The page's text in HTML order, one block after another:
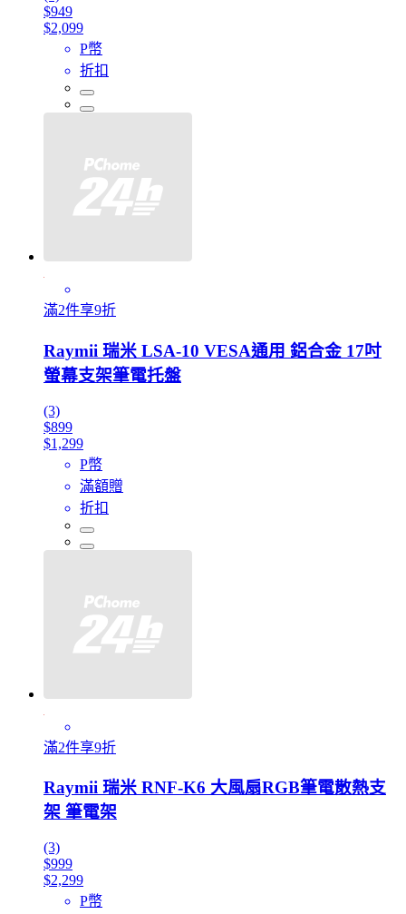
$949
$2,099
P幣
折扣
滿2件享9折
Raymii 瑞米 LSA-10 VESA通用 鋁合金 17吋
螢幕支架筆電托盤
(3)
$899
$1,299
P幣
滿額贈
折扣
滿2件享9折
Raymii 瑞米 RNF-K6 大風扇RGB筆電散熱支
架 筆電架
(3)
$999
$2,299
P幣